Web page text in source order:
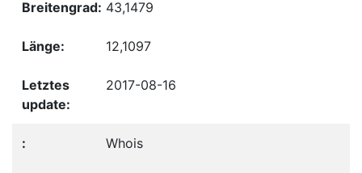
43,1479
12,1097
2017-08-16
Whois